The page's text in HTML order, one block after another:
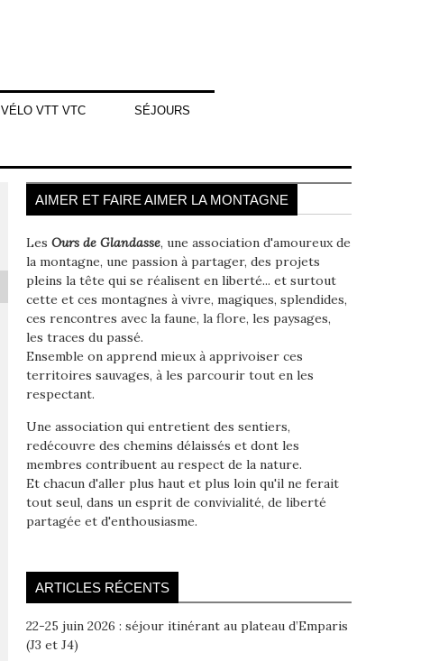
VÉLO VTT VTC SÉJOURS
AIMER ET FAIRE AIMER LA MONTAGNE
LesOurs de Glandasse, une association d'amoureux de
la montagne, une passion à partager, des projets
pleins la tête qui se réalisent en liberté... et surtout
cette et ces montagnes à vivre, magiques, splendides,
ces rencontres avec la faune, la flore, les paysages,
les traces du passé.
Ensemble on apprend mieux à apprivoiser ces
territoires sauvages, à les parcourir tout en les
respectant.
Une association qui entretient des sentiers,
redécouvre des chemins délaissés et dont les
membres contribuent au respect de la nature.
Et chacun d'aller plus haut et plus loin qu'il ne ferait
tout seul, dans un esprit de convivialité, de liberté
partagée et d'enthousiasme.
ARTICLES RÉCENTS
22-25 juin 2026 : séjour itinérant au plateau d’Emparis
(J3 et J4)